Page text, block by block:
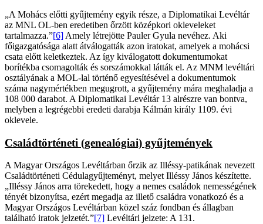
„A Mohács előtti gyűjtemény egyik része, a Diplomatikai Levéltár
az MNL OL-ben eredetiben őrzött középkori okleveleket
tartalmazza.”[6] Amely létrejötte Pauler Gyula nevéhez. Aki
főigazgatósága alatt átválogatták azon iratokat, amelyek a mohácsi
csata előtt keletkeztek. Az így kiválogatott dokumentumokat
borítékba csomagolták és sorszámokkal látták el. Az MNM levéltári
osztályának a MOL-lal történő egyesítésével a dokumentumok
száma nagymértékben megugrott, a gyűjtemény mára meghaladja a
108 000 darabot. A Diplomatikai Levéltár 13 alrészre van bontva,
melyben a legrégebbi eredeti darabja Kálmán király 1109. évi
oklevele.
Családtörténeti (genealógiai) gyűjtemények
A Magyar Országos Levéltárban őrzik az Illéssy-patikának nevezett
Családtörténeti Cédulagyűjteményt, melyet Illéssy János készítette.
„Illéssy János arra törekedett, hogy a nemes családok nemességének
tényét bizonyítsa, ezért megadja az illető családra vonatkozó és a
Magyar Országos Levéltárban közel száz fondban és állagban
található iratok jelzetét.”[7] Levéltári jelzete: A 131.